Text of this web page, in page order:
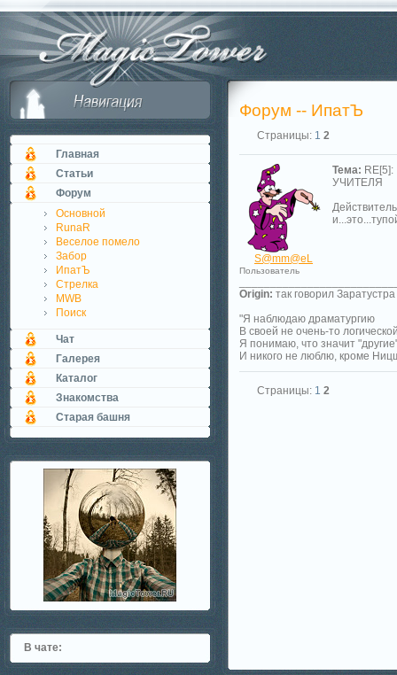
Главная
Статьи
Форум
Основной
RunaR
Веселое помело
Забор
ИпатЪ
Стрелка
MWB
Поиск
Чат
Галерея
Каталог
Знакомства
Старая башня
В чате:
Форум -- ИпатЪ
Страницы: 1 2
S@mm@eL
Пользователь
Тема: RE[5]:
УЧИТЕЛЯ
Origin: так говорил Заратустра
"Я наблюдаю драматургию
В своей не очень-то
Я понимаю, что значит
И никого не люблю, кроме
Страницы: 1 2